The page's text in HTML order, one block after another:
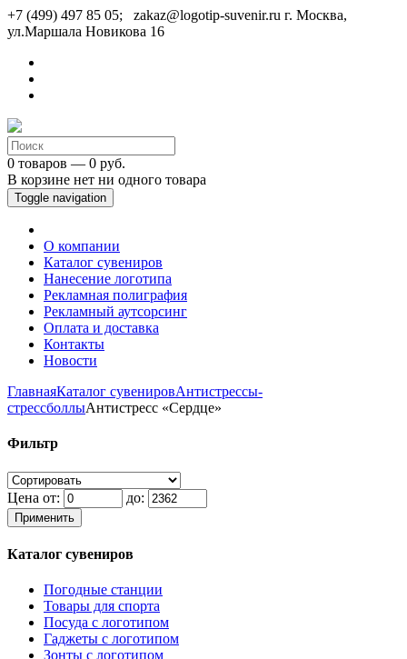
+7 (499) 497 85 05; zakaz@logotip-suvenir.ru г. Москва,
ул.Маршала Новикова 16
0 товаров — 0 руб.
В корзине нет ни одного товара
Toggle navigation
О компании
Каталог сувениров
Нанесение логотипа
Рекламная полиграфия
Рекламный аутсорсинг
Оплата и доставка
Контакты
Новости
ГлавнаяКаталог сувенировАнтистрессы-
стрессболлыАнтистресс «Сердце»
Фильтр
Цена от: до:
Применить
Каталог сувениров
Погодные станции
Товары для спорта
Посуда с логотипом
Гаджеты с логотипом
Зонты с логотипом